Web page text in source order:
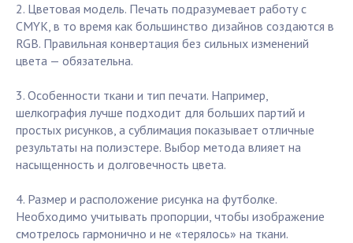
2. Цветовая модель. Печать подразумевает работу с
CMYK, в то время как большинство дизайнов создаются в
RGB. Правильная конвертация без сильных изменений
цвета — обязательна.
3. Особенности ткани и тип печати. Например,
шелкография лучше подходит для больших партий и
простых рисунков, а сублимация показывает отличные
результаты на полиэстере. Выбор метода влияет на
насыщенность и долговечность цвета.
4. Размер и расположение рисунка на футболке.
Необходимо учитывать пропорции, чтобы изображение
смотрелось гармонично и не «терялось» на ткани.